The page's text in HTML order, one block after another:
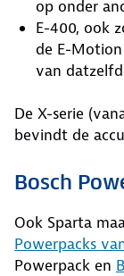
op onder
E-400, ook
de E-
van
De X-serie
bevindt de
Bosch
Ook Sparta
Powerpacks
Powerpack en